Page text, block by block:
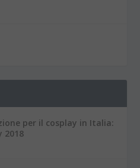
per il cosplay in Italia:
2018